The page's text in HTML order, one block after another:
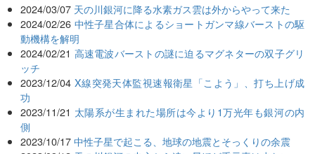
2024/03/07 天の川銀河に降る水素ガス雲は外からやって来た
2024/02/26 中性子星合体によるショートガンマ線バーストの駆
動機構を解明
2024/02/21 高速電波バーストの謎に迫るマグネターの双子グリ
ッチ
2023/12/04 X線突発天体監視速報衛星「こよう」、打ち上げ成
功
2023/11/21 太陽系が生まれた場所は今より1万光年も銀河の内
側
2023/10/17 中性子星で起こる、地球の地震とそっくりの余震